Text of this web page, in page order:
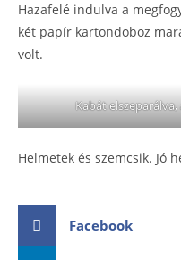
Hazafelé indulva a
két papír kartondoboz
volt.
Kabát
Helmetek és szemcsik. Jó
Facebook